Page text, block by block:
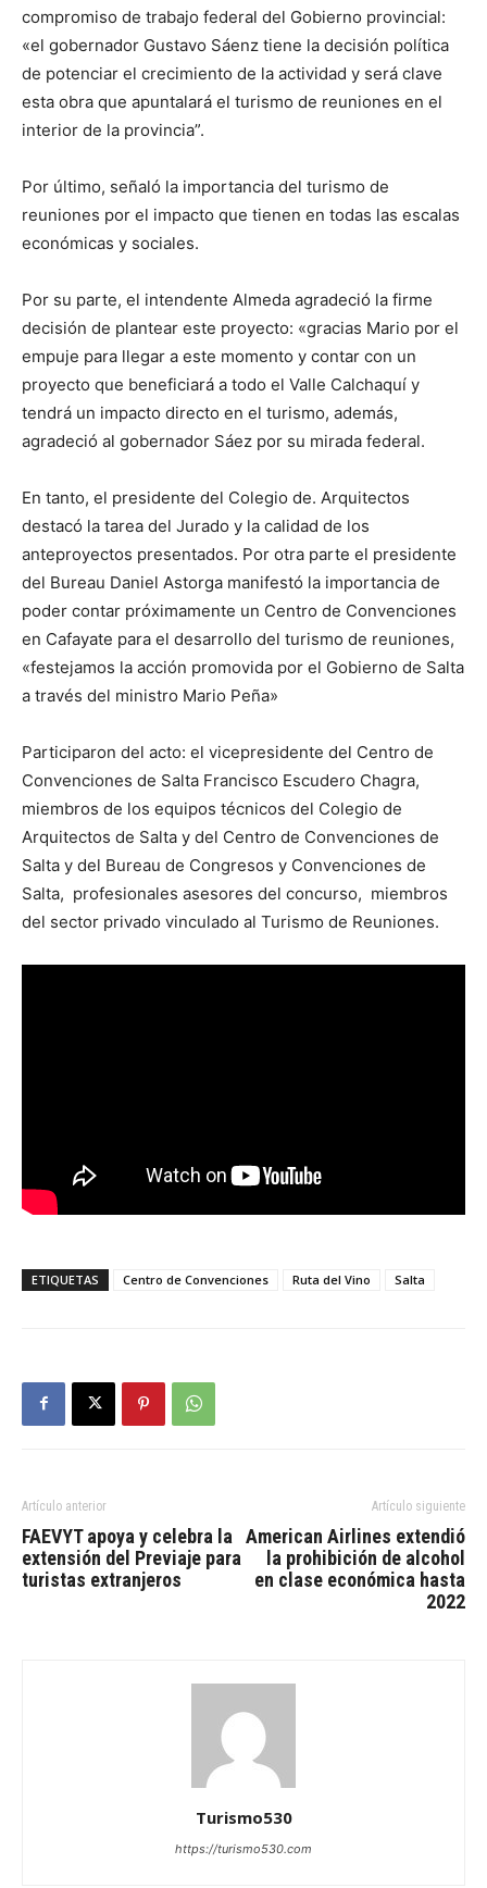
compromiso de trabajo federal del Gobierno provincial:
«el gobernador Gustavo Sáenz tiene la decisión política
de potenciar el crecimiento de la actividad y será clave
esta obra que apuntalará el turismo de reuniones en el
interior de la provincia”.
Por último, señaló la importancia del turismo de
reuniones por el impacto que tienen en todas las escalas
económicas y sociales.
Por su parte, el intendente Almeda agradeció la firme
decisión de plantear este proyecto: «gracias Mario por el
empuje para llegar a este momento y contar con un
proyecto que beneficiará a todo el Valle Calchaquí y
tendrá un impacto directo en el turismo, además,
agradeció al gobernador Sáez por su mirada federal.
En tanto, el presidente del Colegio de. Arquitectos
destacó la tarea del Jurado y la calidad de los
anteproyectos presentados. Por otra parte el presidente
del Bureau Daniel Astorga manifestó la importancia de
poder contar próximamente un Centro de Convenciones
en Cafayate para el desarrollo del turismo de reuniones,
«festejamos la acción promovida por el Gobierno de Salta
a través del ministro Mario Peña»
Participaron del acto: el vicepresidente del Centro de
Convenciones de Salta Francisco Escudero Chagra,
miembros de los equipos técnicos del Colegio de
Arquitectos de Salta y del Centro de Convenciones de
Salta y del Bureau de Congresos y Convenciones de
Salta, profesionales asesores del concurso, miembros
del sector privado vinculado al Turismo de Reuniones.
ETIQUETAS Centro de Convenciones Ruta del Vino Salta
Artículo anterior
FAEVYT apoya y celebra la
extensión del Previaje para
turistas extranjeros
Artículo siguiente
American Airlines extendió
la prohibición de alcohol
en clase económica hasta
2022
Turismo530
https://turismo530.com